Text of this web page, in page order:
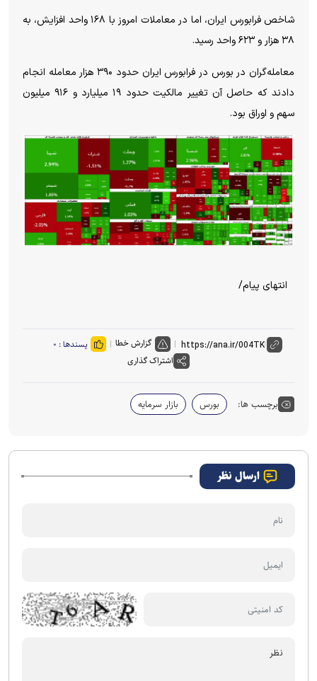
شاخص فرابورس ایران، اما در معاملات امروز با ۱۶۸ واحد افزایش، به
۳۸ هزار و ۶۲۳ واحد رسید.
معامله‌گران در بورس در فرابورس ایران حدود ۳۹۰ هزار معامله انجام
دادند که حاصل آن تغییر مالکیت حدود ۱۹ میلیارد و ۹۱۶ میلیون
سهم و اوراق بود.
انتهای پیام/
گزارش خطا پسندها : ۰
اشتراک گذاری
برچسب ها: بورس بازار سرمایه
ارسال نظر